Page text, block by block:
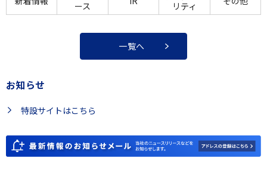
ース
リティ
一覧へ
お知らせ
特設サイトはこちら